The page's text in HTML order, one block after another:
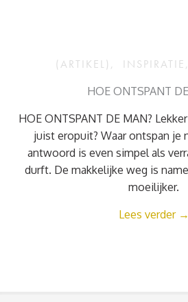
(ARTIKEL) , INSPIRATIE
HOE ONTSPANT
HOE ONTSPANT DE MAN?
juist eropuit? Waar ontspan je
antwoord is even simpel als
durft. De makkelijke weg is
moeilijker.
Lees verder →